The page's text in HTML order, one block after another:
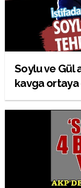
Soylu ve Gül
kavga ortaya